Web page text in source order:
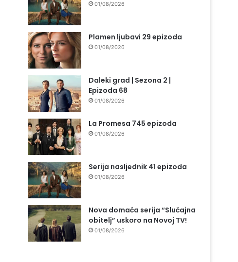
01/08/2026
Plamen ljubavi 29 epizoda
01/08/2026
Daleki grad | Sezona 2 |
Epizoda 68
01/08/2026
La Promesa 745 epizoda
01/08/2026
Serija nasljednik 41 epizoda
01/08/2026
Nova domaća serija “Slučajna
obitelj” uskoro na Novoj TV!
01/08/2026